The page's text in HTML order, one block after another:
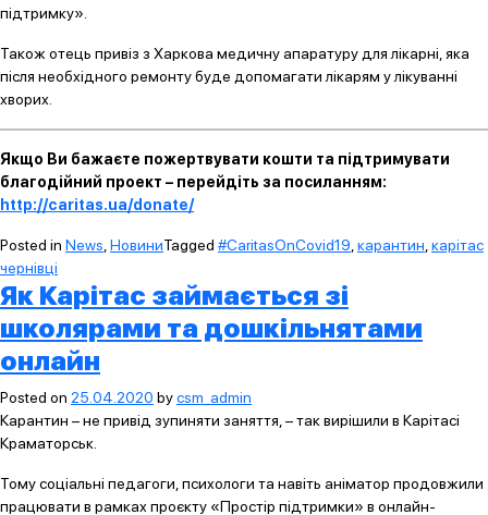
підтримку».
Також отець привіз з Харкова медичну апаратуру для лікарні, яка
після необхідного ремонту буде допомагати лікарям у лікуванні
хворих.
Якщо Ви бажаєте пожертвувати кошти та підтримувати
благодійний проект – перейдіть за посиланням:
http://caritas.ua/donate/
Posted in News НовиниTagged #CaritasOnCovid19 карантин карітас
чернівці
Як Карітас займається зі
школярами та дошкільнятами
онлайн
Posted on 25.04.2020 bycsm_admin
Карантин – не привід зупиняти заняття, – так вирішили в Карітасі
Краматорськ.
Тому соціальні педагоги, психологи та навіть аніматор продовжили
працювати в рамках проєкту «Простір підтримки» в онлайн-